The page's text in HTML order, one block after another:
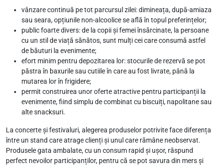
vânzare continuă pe tot parcursul zilei: dimineața, după-amiaza
sau seara, opțiunile non-alcoolice se află în topul preferințelor;
public foarte divers: de la copii și femei însărcinate, la persoane
cu un stil de viață sănătos, sunt mulți cei care consumă astfel
de băuturi la evenimente;
efort minim pentru depozitarea lor: stocurile de rezervă se pot
păstra în baxurile sau cutiile în care au fost livrate, până la
mutarea lor în frigidere;
permit construirea unor oferte atractive pentru participanții la
evenimente, fiind simplu de combinat cu biscuiți, napolitane sau
alte snacksuri.
La concerte și festivaluri, alegerea produselor potrivite face diferența
între un stand care atrage clienți și unul care rămâne neobservat.
Produsele gata ambalate, cu un consum rapid și ușor, răspund
perfect nevoilor participanților, pentru că se pot savura din mers și